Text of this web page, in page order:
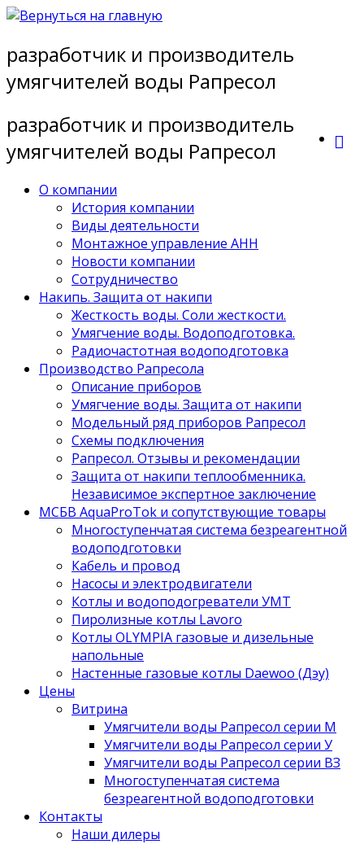
Перейти
содержимому
разработчик и производитель
умягчителей воды Рапресол
разработчик и производитель
умягчителей воды Рапресол
О компании
История компании
Виды деятельности
Монтажное управление АНН
Новости компании
Сотрудничество
Накипь. Защита от накипи
Жесткость воды. Соли жесткости.
Умягчение воды. Водоподготовка.
Радиочастотная водоподготовка
Производство Рапресола
Описание приборов
Умягчение воды. Защита от накипи
Модельный ряд приборов Рапресол
Схемы подключения
Рапресол. Отзывы и рекомендации
Защита от накипи теплообменника.
Независимое экспертное заключение
МСБВ AquaProTok и сопутствующие товары
Многоступенчатая система безреагентной
водоподготовки
Кабель и провод
Насосы и электродвигатели
Котлы и водоподогреватели УМТ
Пиролизные котлы Lavoro
Котлы OLYMPIA газовые и дизельные
напольные
Настенные газовые котлы Daewoo (Дэу)
Цены
Витрина
Умягчители воды Рапресол серии М
Умягчители воды Рапресол серии У
Умягчители воды Рапресол серии ВЗ
Многоступенчатая система
безреагентной водоподготовки
Контакты
Наши дилеры